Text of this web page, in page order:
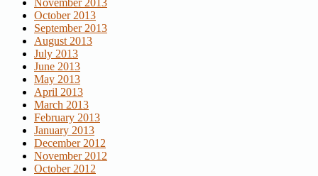
November 2013
October 2013
September 2013
August 2013
July 2013
June 2013
May 2013
April 2013
March 2013
February 2013
January 2013
December 2012
November 2012
October 2012